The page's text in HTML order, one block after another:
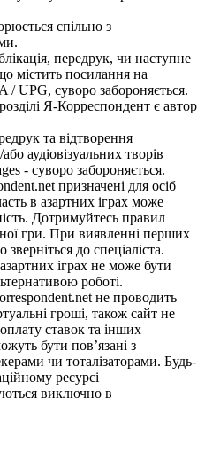
спільно з
передрук, чи наступне
містить посилання на
/ UPG, суворо забороняється.
Я-Корреспондент є автор
та відтворення
аудіовізуальних творів
- суворо забороняється.
призначені для осіб
в азартних іграх може
Дотримуйтесь правил
гри. При виявленні перших
до спеціаліста.
іграх не може бути
роботі.
не проводить
гроші, також сайт не
ставок та інших
бути пов’язані з
чи тоталізаторами. Будь-
ресурсі
виключно в